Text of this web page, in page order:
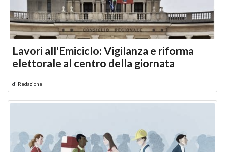
Lavori all'Emiciclo: Vigilanza e riforma
elettorale al centro della giornata
di Redazione